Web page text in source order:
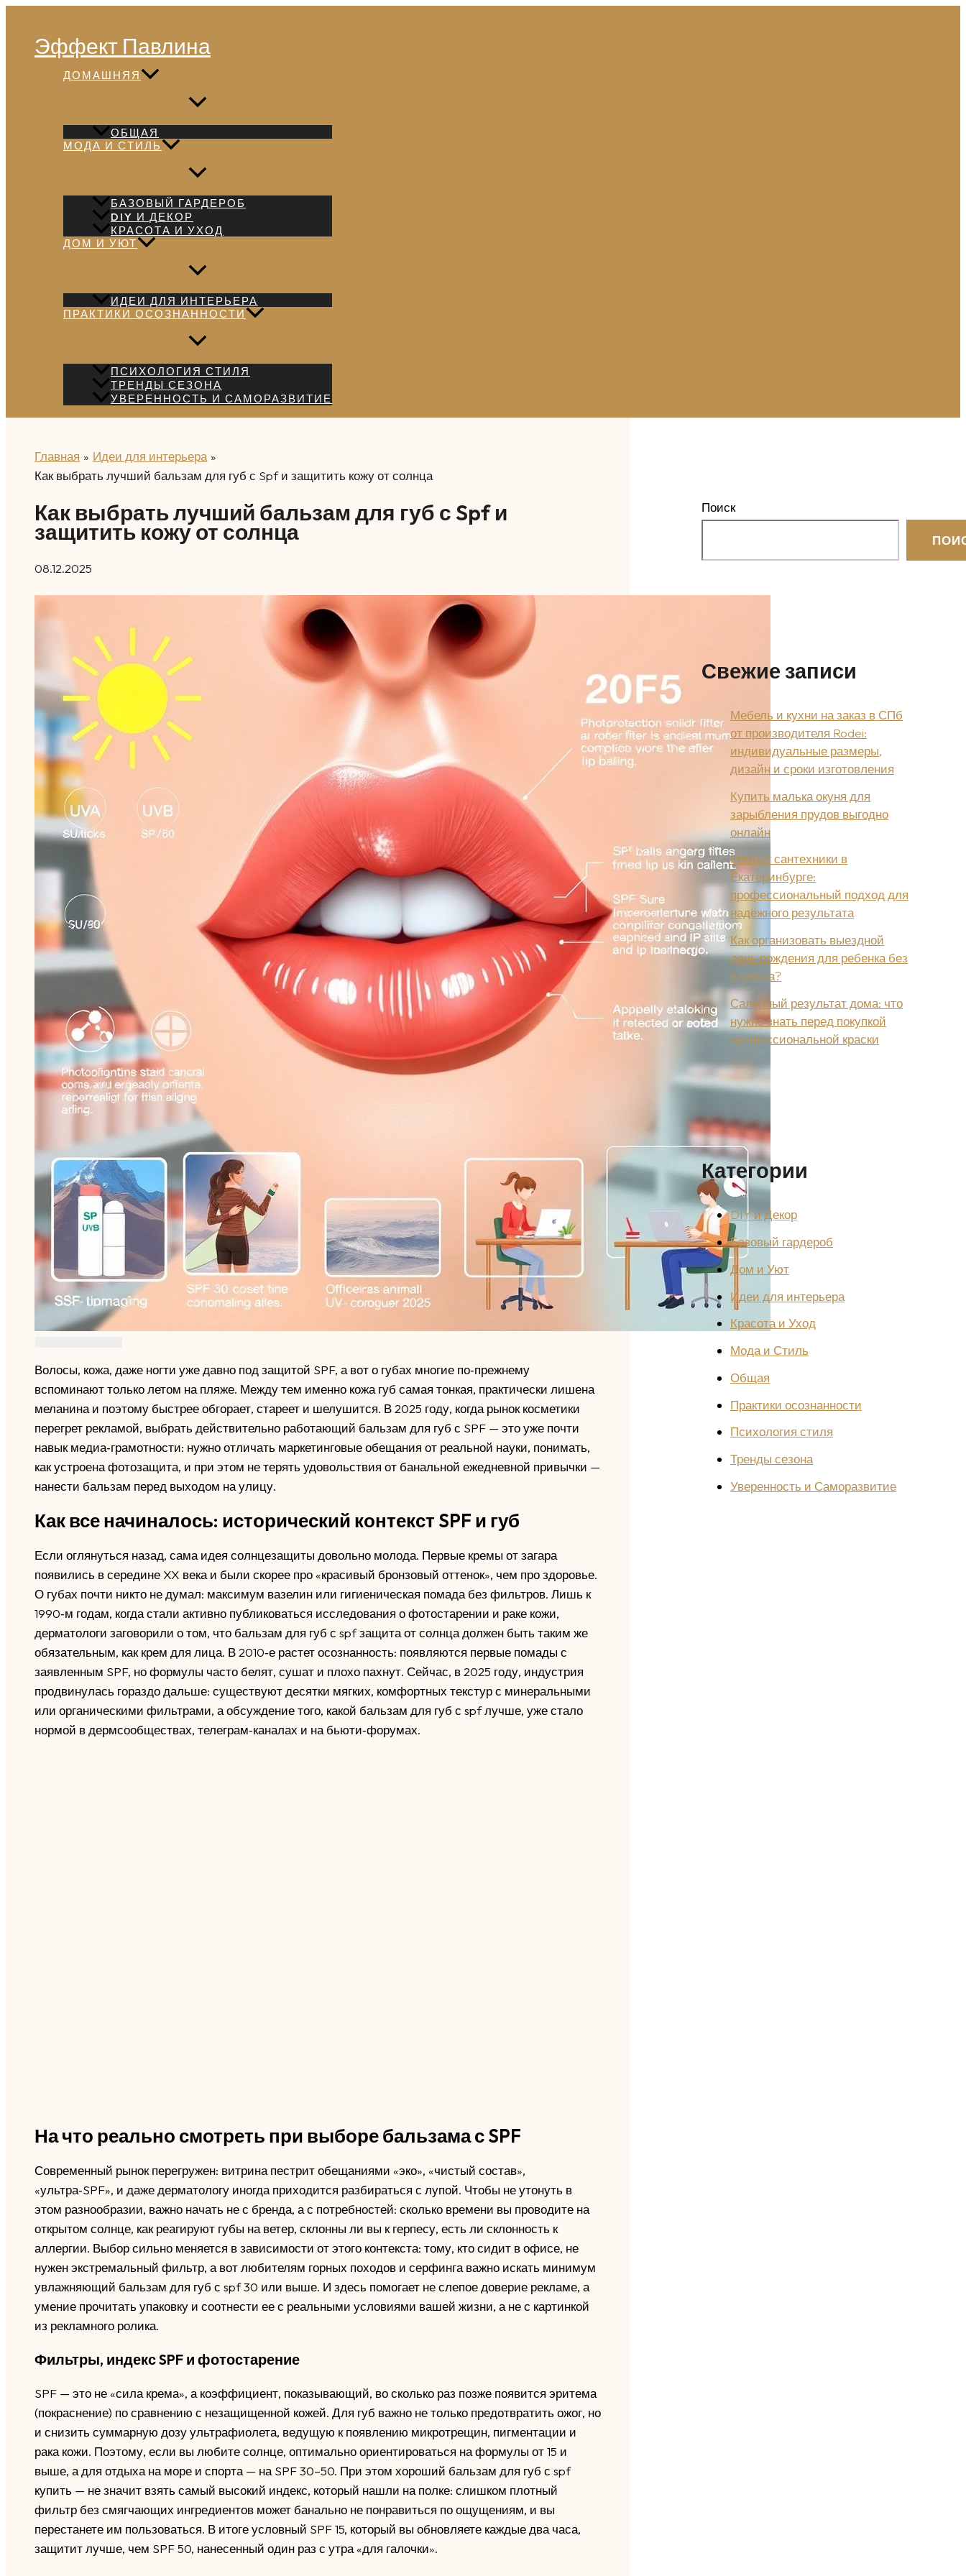
содержимому
Эффект Павлина
ДОМАШНЯЯ
ОБЩАЯ
МОДА И СТИЛЬ
БАЗОВЫЙ ГАРДЕРОБ
DIY И ДЕКОР
КРАСОТА И УХОД
ДОМ И УЮТ
ИДЕИ ДЛЯ ИНТЕРЬЕРА
ПРАКТИКИ ОСОЗНАННОСТИ
ПСИХОЛОГИЯ СТИЛЯ
ТРЕНДЫ СЕЗОНА
УВЕРЕННОСТЬ И САМОРАЗВИТИЕ
Главная
Идеи для интерьера
Как выбрать лучший бальзам для губ с Spf и защитить кожу от солнца
Как выбрать лучший бальзам для губ с Spf и
защитить кожу от солнца
08.12.2025
Волосы, кожа, даже ногти уже давно под защитой SPF, а вот о губах многие по‑прежнему
вспоминают только летом на пляже. Между тем именно кожа губ самая тонкая, практически лишена
меланина и поэтому быстрее обгорает, стареет и шелушится. В 2025 году, когда рынок косметики
перегрет рекламой, выбрать действительно работающий бальзам для губ с SPF — это уже почти
навык медиа‑грамотности: нужно отличать маркетинговые обещания от реальной науки, понимать,
как устроена фотозащита, и при этом не терять удовольствия от банальной ежедневной привычки —
нанести бальзам перед выходом на улицу.
Как все начиналось: исторический контекст SPF и губ
Если оглянуться назад, сама идея солнцезащиты довольно молода. Первые кремы от загара
появились в середине XX века и были скорее про «красивый бронзовый оттенок», чем про здоровье.
О губах почти никто не думал: максимум вазелин или гигиеническая помада без фильтров. Лишь к
1990‑м годам, когда стали активно публиковаться исследования о фотостарении и раке кожи,
дерматологи заговорили о том, что бальзам для губ с spf защита от солнца должен быть таким же
обязательным, как крем для лица. В 2010‑е растет осознанность: появляются первые помады с
заявленным SPF, но формулы часто белят, сушат и плохо пахнут. Сейчас, в 2025 году, индустрия
продвинулась гораздо дальше: существуют десятки мягких, комфортных текстур с минеральными
или органическими фильтрами, а обсуждение того, какой бальзам для губ с spf лучше, уже стало
нормой в дермсообществах, телеграм‑каналах и на бьюти‑форумах.
На что реально смотреть при выборе бальзама с SPF
Современный рынок перегружен: витрина пестрит обещаниями «эко», «чистый состав»,
«ультра‑SPF», и даже дерматологу иногда приходится разбираться с лупой. Чтобы не утонуть в
этом разнообразии, важно начать не с бренда, а с потребностей: сколько времени вы проводите на
открытом солнце, как реагируют губы на ветер, склонны ли вы к герпесу, есть ли склонность к
аллергии. Выбор сильно меняется в зависимости от этого контекста: тому, кто сидит в офисе, не
нужен экстремальный фильтр, а вот любителям горных походов и серфинга важно искать минимум
увлажняющий бальзам для губ с spf 30 или выше. И здесь помогает не слепое доверие рекламе, а
умение прочитать упаковку и соотнести ее с реальными условиями вашей жизни, а не с картинкой
из рекламного ролика.
Фильтры, индекс SPF и фотостарение
SPF — это не «сила крема», а коэффициент, показывающий, во сколько раз позже появится эритема
(покраснение) по сравнению с незащищенной кожей. Для губ важно не только предотвратить ожог, но
и снизить суммарную дозу ультрафиолета, ведущую к появлению микротрещин, пигментации и
рака кожи. Поэтому, если вы любите солнце, оптимально ориентироваться на формулы от 15 и
выше, а для отдыха на море и спорта — на SPF 30–50. При этом хороший бальзам для губ с spf
купить — не значит взять самый высокий индекс, который нашли на полке: слишком плотный
фильтр без смягчающих ингредиентов может банально не понравиться по ощущениям, и вы
перестанете им пользоваться. В итоге условный SPF 15, который вы обновляете каждые два часа,
защитит лучше, чем SPF 50, нанесенный один раз с утра «для галочки».
Поиск
Свежие записи
Мебель и кухни на заказ в СПб
от производителя Rodei:
индивидуальные размеры,
дизайн и сроки изготовления
Купить малька окуня для
зарыбления прудов выгодно
онлайн
Ремонт сантехники в
Екатеринбурге:
профессиональный подход для
надёжного результата
Как организовать выездной
день рождения для ребенка без
стресса?
Салонный результат дома: что
нужно знать перед покупкой
профессиональной краски
Категории
DIY и Декор
Базовый гардероб
Дом и Уют
Идеи для интерьера
Красота и Уход
Мода и Стиль
Общая
Практики осознанности
Психология стиля
Тренды сезона
Уверенность и Саморазвитие